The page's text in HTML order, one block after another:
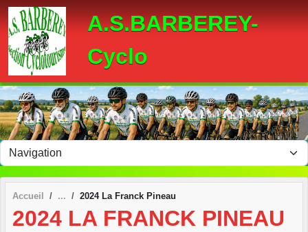
A.S.BARBEREY-
Cyclo
Accueil 2024 La Franck Pineau
2024 LA FRANCK PINEAU
Panneau de gestion des cookies